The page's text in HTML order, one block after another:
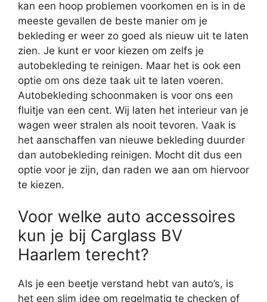
kan een hoop problemen voorkomen en is in de
meeste gevallen de beste manier om je
bekleding er weer zo goed als nieuw uit te laten
zien. Je kunt er voor kiezen om zelfs je
autobekleding te reinigen. Maar het is ook een
optie om ons deze taak uit te laten voeren.
Autobekleding schoonmaken is voor ons een
fluitje van een cent. Wij laten het interieur van je
wagen weer stralen als nooit tevoren. Vaak is
het aanschaffen van nieuwe bekleding duurder
dan autobekleding reinigen. Mocht dit dus een
optie voor je zijn, dan raden we aan om hiervoor
te kiezen.
Voor welke auto accessoires
kun je bij Carglass BV
Haarlem terecht?
Als je een beetje verstand hebt van auto’s, is
het een slim idee om regelmatig te checken of